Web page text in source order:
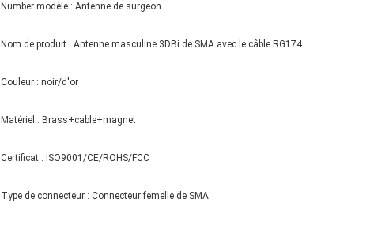
Number modèle : Antenne de surgeon
Nom de produit : Antenne masculine 3DBi de SMA avec le câble RG174
Couleur : noir/d'or
Matériel : Brass+cable+magnet
Certificat : ISO9001/CE/ROHS/FCC
Type de connecteur : Connecteur femelle de SMA